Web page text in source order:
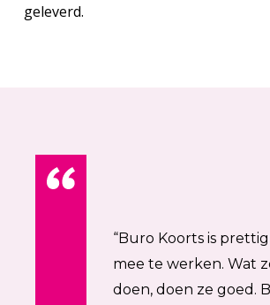
geleverd.
“Buro Koorts is
mee te werken. Wat
doen, doen ze goed.